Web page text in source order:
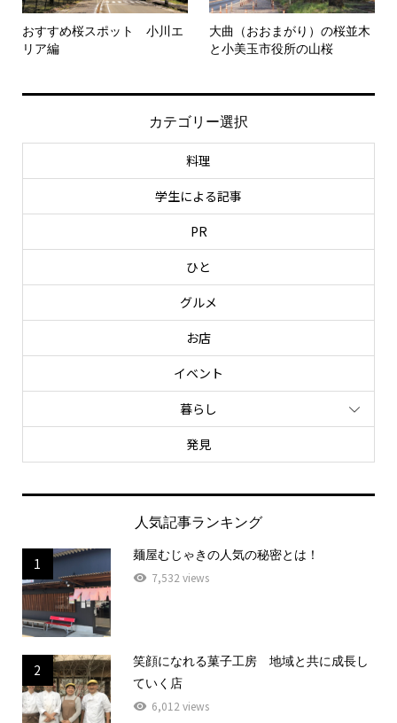
おすすめ桜スポット 小川エ
リア編
大曲（おおまがり）の桜並木
と小美玉市役所の山桜
カテゴリー選択
料理
学生による記事
PR
ひと
グルメ
お店
イベント
暮らし
発見
人気記事ランキング
1
麺屋むじゃきの人気の秘密とは！
7,532 views
2
笑顔になれる菓子工房 地域と共に成長し
ていく店
6,012 views